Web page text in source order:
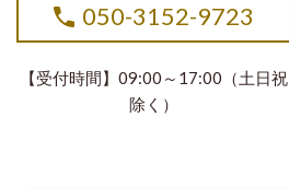
050-3152-9723
【受付時間】09:00～17:00（土日祝
除く）